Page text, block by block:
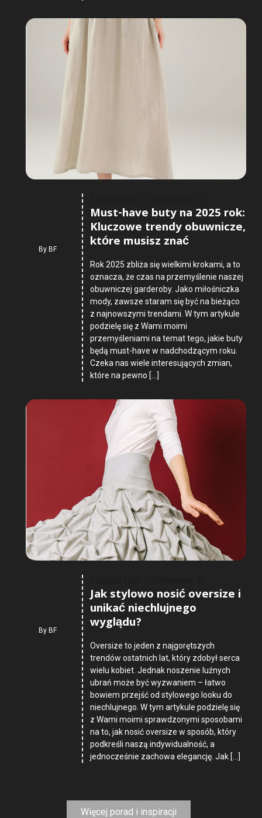
ByBF
Must-have buty na 2025 rok:
Kluczowe trendy obuwnicze,
które musisz znać
Rok 2025 zbliża się wielkimi krokami, a to
oznacza, że czas na przemyślenie naszej
obuwniczej garderoby. Jako miłośniczka
mody, zawsze staram się być na bieżąco
z najnowszymi trendami. W tym artykule
podzielę się z Wami moimi
przemyśleniami na temat tego, jakie buty
będą must-have w nadchodzącym roku.
Czeka nas wiele interesujących zmian,
które na pewno […]
ByBF
Jak stylowo nosić oversize i
unikać niechlujnego
wyglądu?
Oversize to jeden z najgorętszych
trendów ostatnich lat, który zdobył serca
wielu kobiet. Jednak noszenie luźnych
ubrań może być wyzwaniem – łatwo
bowiem przejść od stylowego looku do
niechlujnego. W tym artykule podzielę się
z Wami moimi sprawdzonymi sposobami
na to, jak nosić oversize w sposób, który
podkreśli naszą indywidualność, a
jednocześnie zachowa elegancję. Jak […]
Więcej porad i inspiracji